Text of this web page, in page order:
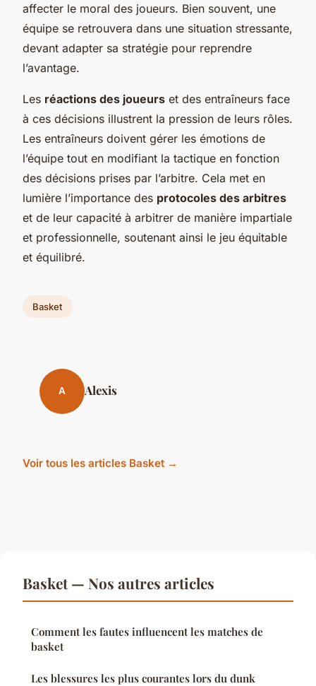
affecter le moral des joueurs. Bien souvent, une
équipe se retrouvera dans une situation stressante,
devant adapter sa stratégie pour reprendre
l’avantage.
Les réactions des joueurs et des entraîneurs face
à ces décisions illustrent la pression de leurs rôles.
Les entraîneurs doivent gérer les émotions de
l’équipe tout en modifiant la tactique en fonction
des décisions prises par l’arbitre. Cela met en
lumière l’importance des protocoles des arbitres
et de leur capacité à arbitrer de manière impartiale
et professionnelle, soutenant ainsi le jeu équitable
et équilibré.
Basket
A Alexis
Voir tous les articles Basket →
Basket — Nos autres articles
Comment les fautes influencent les matches de
basket
Les blessures les plus courantes lors du dunk